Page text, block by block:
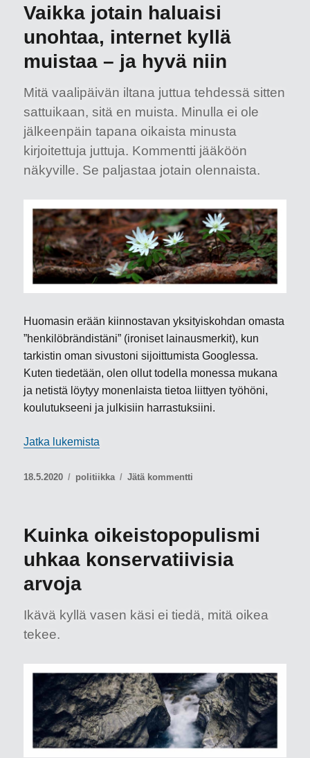
Vaikka jotain haluaisi
unohtaa, internet kyllä
muistaa – ja hyvä niin
Mitä vaalipäivän iltana juttua tehdessä sitten
sattuikaan, sitä en muista. Minulla ei ole
jälkeenpäin tapana oikaista minusta
kirjoitettuja juttuja. Kommentti jääköön
näkyville. Se paljastaa jotain olennaista.
Huomasin erään kiinnostavan yksityiskohdan omasta
”henkilöbrändistäni” (ironiset lainausmerkit), kun
tarkistin oman sivustoni sijoittumista Googlessa.
Kuten tiedetään, olen ollut todella monessa mukana
ja netistä löytyy monenlaista tietoa liittyen työhöni,
koulutukseeni ja julkisiin harrastuksiini.
Jatka lukemista
Julkaistu
18.5.2020 Kategoriat
politiikka Jätä kommentti
unohtaa,
internet
kyllä
hyvä
Kuinka oikeistopopulismi
uhkaa konservatiivisia
arvoja
Ikävä kyllä vasen käsi ei tiedä, mitä oikea
tekee.